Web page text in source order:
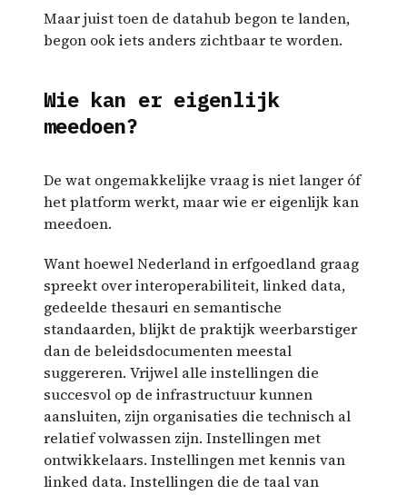
Maar juist toen de datahub begon te landen,
begon ook iets anders zichtbaar te worden.
Wie kan er eigenlijk
meedoen?
De wat ongemakkelijke vraag is niet langer óf
het platform werkt, maar wie er eigenlijk kan
meedoen.
Want hoewel Nederland in erfgoedland graag
spreekt over interoperabiliteit, linked data,
gedeelde thesauri en semantische
standaarden, blijkt de praktijk weerbarstiger
dan de beleidsdocumenten meestal
suggereren. Vrijwel alle instellingen die
succesvol op de infrastructuur kunnen
aansluiten, zijn organisaties die technisch al
relatief volwassen zijn. Instellingen met
ontwikkelaars. Instellingen met kennis van
linked data. Instellingen die de taal van